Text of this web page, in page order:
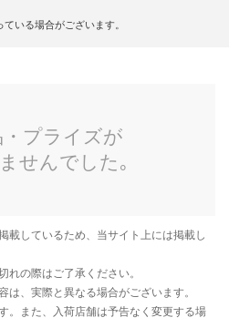
いる場合がございます。